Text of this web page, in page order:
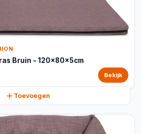
Bruin - 120x80x5cm
Bekijk
Toevoegen